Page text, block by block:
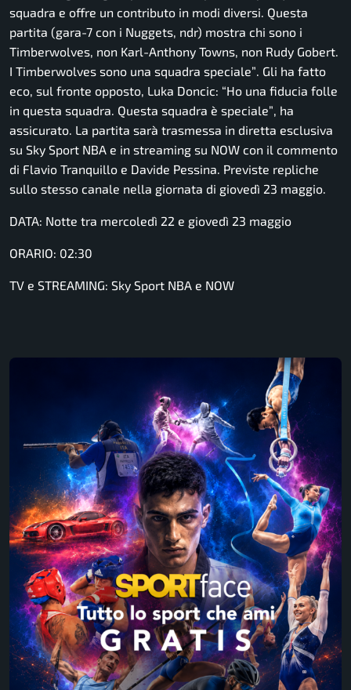
squadra e offre un contributo in modi diversi. Questa
partita (gara-7 con i Nuggets, ndr) mostra chi sono i
Timberwolves, non Karl-Anthony Towns, non Rudy Gobert.
I Timberwolves sono una squadra speciale”. Gli ha fatto
eco, sul fronte opposto, Luka Doncic: “Ho una fiducia folle
in questa squadra. Questa squadra è speciale”, ha
assicurato. La partita sarà trasmessa in diretta esclusiva
su Sky Sport NBA e in streaming su NOW con il commento
di Flavio Tranquillo e Davide Pessina. Previste repliche
sullo stesso canale nella giornata di giovedì 23 maggio.
DATA: Notte tra mercoledì 22 e giovedì 23 maggio
ORARIO: 02:30
TV e STREAMING: Sky Sport NBA e NOW